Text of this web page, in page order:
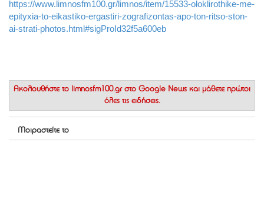
https://www.limnosfm100.gr/limnos/item/15533-oloklirothike-me-
epityxia-to-eikastiko-ergastiri-zografizontas-apo-ton-ritso-ston-
ai-strati-photos.html#sigProId32f5a600eb
Ακολουθήστε το limnosfm100.gr στο Google News και μάθετε πρώτοι
όλες τις ειδήσεις.
Μοιραστείτε το